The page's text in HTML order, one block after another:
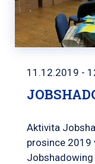
11.12.2019 -
Aktivita
prosince 2019